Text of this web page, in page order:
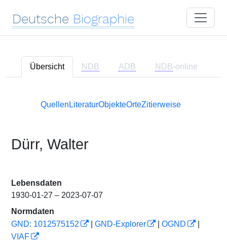
Deutsche Biographie
Übersicht NDB ADB NDB-online
Quellen LiteraturObjekteOrteZitierweise
Dürr, Walter
Lebensdaten
1930-01-27 – 2023-07-07
Normdaten
GND: 1012575152
GND-Explorer OGND
VIAF